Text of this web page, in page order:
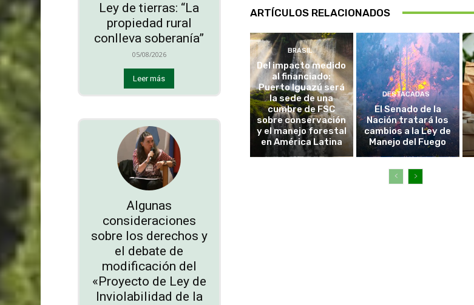
Ley de tierras: “La
propiedad rural
conlleva soberanía”
05/08/2026
Leer más
Algunas
consideraciones
sobre los derechos y
el debate de
modificación del
«Proyecto de Ley de
Inviolabilidad de la
ARTÍCULOS RELACIONADOS
BRASIL
Del impacto medido
al financiado:
Puerto Iguazú será
la sede de una
cumbre de FSC
sobre conservación
y el manejo forestal
en América Latina
DESTACADAS
El Senado de la
Nación tratará los
cambios a la Ley de
Manejo del Fuego